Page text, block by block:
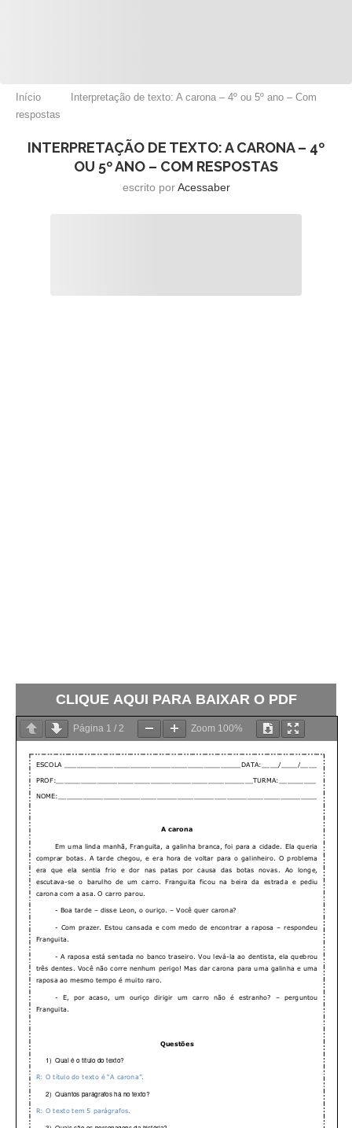
Início
Interpretação de texto: A carona – 4º ou 5º ano – Com
respostas
INTERPRETAÇÃO DE TEXTO: A CARONA – 4º
OU 5º ANO – COM RESPOSTAS
escrito porAcessaber
CLIQUE AQUI PARA BAIXAR O PDF
Página 1 / 2 Zoom 100%